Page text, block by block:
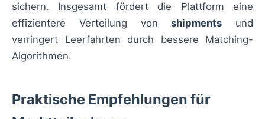
sichern. Insgesamt fördert die Plattform eine
effizientere Verteilung vonshipments und
verringert Leerfahrten durch bessere Matching-
Algorithmen.
Praktische Empfehlungen für